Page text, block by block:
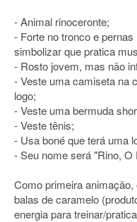
- Animal rinoceronte;
- Forte no tronco e
simbolizar que pratica
- Rosto jovem, mas não
- Veste uma camiseta na
logo;
- Veste uma bermuda
- Veste tênis;
- Usa boné que terá uma
- Seu nome será "Rino, O
Como primeira
balas de caramelo
energia para treinar/